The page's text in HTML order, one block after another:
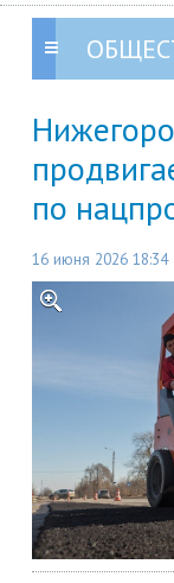
по
16 июня 2026 18:34